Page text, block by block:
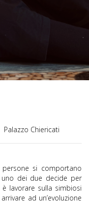
Palazzo Chiericati
si comportano
dei due decide per
lavorare sulla simbiosi
ad un’evoluzione